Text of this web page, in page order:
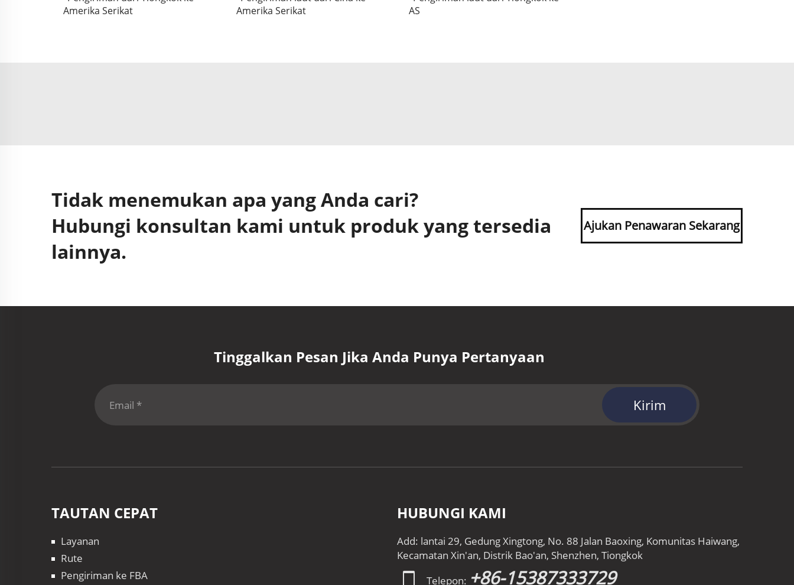
Amerika Serikat
Amerika Serikat
AS
Tidak menemukan apa yang Anda cari?
Hubungi konsultan kami untuk produk yang tersedia
lainnya.
Ajukan Penawaran Sekarang
Tinggalkan Pesan Jika Anda Punya Pertanyaan
Kirim
TAUTAN CEPAT
Layanan
Rute
Pengiriman ke FBA
HUBUNGI KAMI
Add: lantai 29, Gedung Xingtong, No. 88 Jalan Baoxing, Komunitas Haiwang,
Kecamatan Xin'an, Distrik Bao'an, Shenzhen, Tiongkok
Telepon: +86-15387333729